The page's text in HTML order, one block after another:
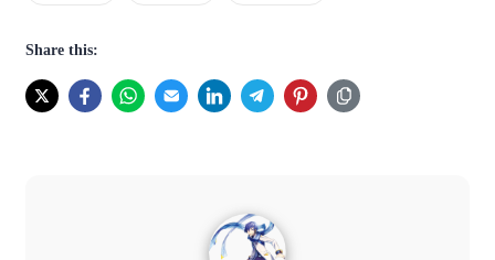
Share this: